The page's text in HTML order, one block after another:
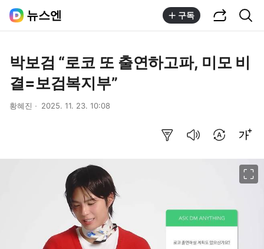
뉴스엔 구독
박보검 “로코 또 출연하고파, 미모 비
결=보검복지부”
황혜진 2025. 11. 23. 10:08